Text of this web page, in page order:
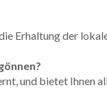
Erhaltung der
und bietet Ihnen